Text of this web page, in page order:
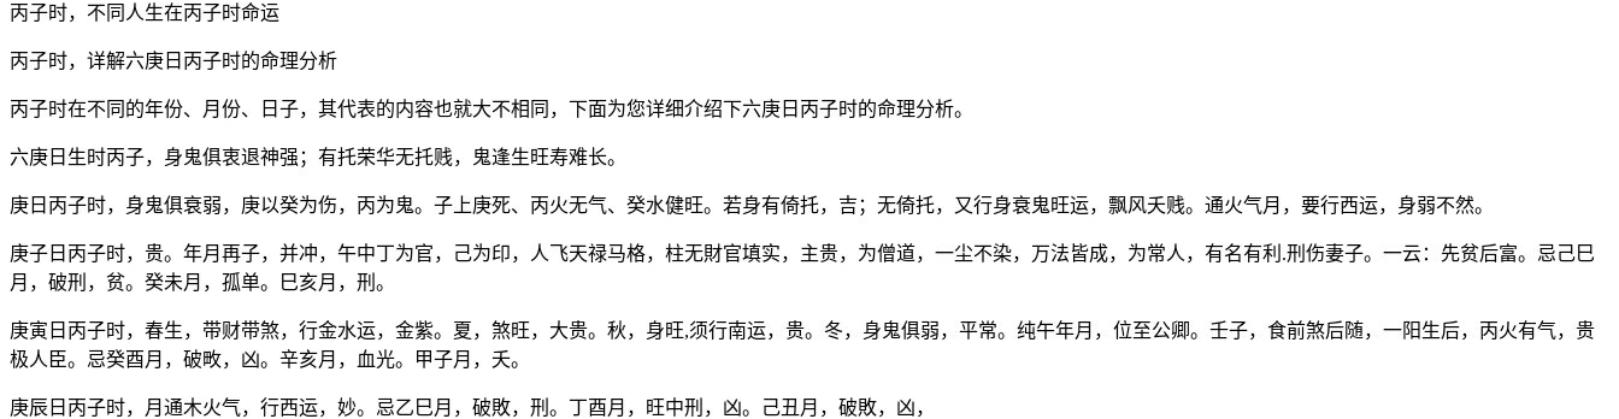
丙子时，不同人生在丙子时命运
丙子时，详解六庚日丙子时的命理分析
丙子时在不同的年份、月份、日子，其代表的内容也就大不相同，下面为您详细介绍下六庚日丙子时的命理分析。
六庚日生时丙子，身鬼俱衷退神强；有托荣华无托贱，鬼逢生旺寿难长。
庚日丙子时，身鬼俱衰弱，庚以癸为伤，丙为鬼。子上庚死、丙火无气、癸水健旺。若身有倚托，吉；无倚托，又行身衰鬼旺运，飘风夭贱。通火气月，要行西运，身弱不然。
庚子日丙子时，贵。年月再子，并冲，午中丁为官，己为印，人飞天禄马格，柱无財官填实，主贵，为僧道，一尘不染，万法皆成，为常人，有名有利.刑伤妻子。一云：先贫后富。忌己巳
月，破刑，贫。癸未月，孤单。巳亥月，刑。
庚寅日丙子时，春生，带财带煞，行金水运，金紫。夏，煞旺，大贵。秋，身旺,须行南运，贵。冬，身鬼俱弱，平常。纯午年月，位至公卿。壬子，食前煞后随，一阳生后，丙火有气，贵
极人臣。忌癸酉月，破畋，凶。辛亥月，血光。甲子月，夭。
庚辰日丙子时，月通木火气，行西运，妙。忌乙巳月，破敗，刑。丁酉月，旺中刑，凶。己丑月，破敗，凶，